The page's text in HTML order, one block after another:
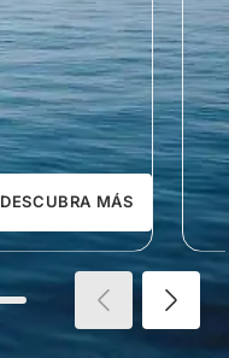
DESCUBRA MÁS